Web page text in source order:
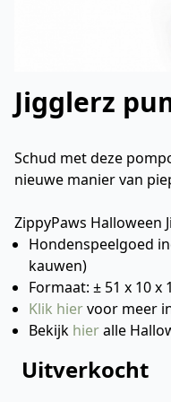
Jigglerz
Schud met deze
nieuwe manier van
ZippyPaws Halloween
Hondenspeelgoed
kauwen)
Formaat: ± 51 x 10 x
Klik hiervoor meer
Bekijk hieralle
Uitverkocht